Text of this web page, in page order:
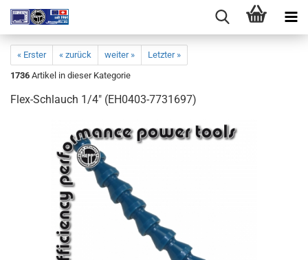
« Erster « zurück weiter »
Letzter »
1736 Artikel in dieser Kategorie
Flex-Schlauch 1/4" (EH0403-7731697)